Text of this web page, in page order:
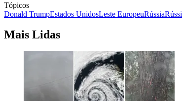
Tópicos
Donald TrumpEstados UnidosLeste EuropeuRússia
Mais Lidas